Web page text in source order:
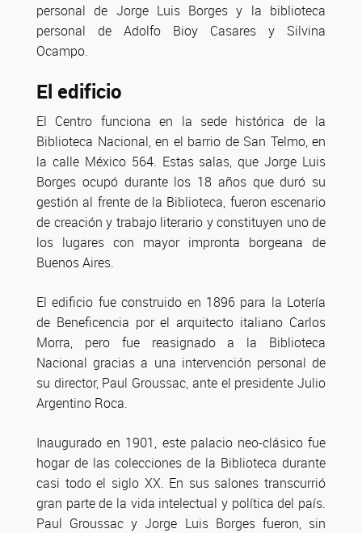
personal de Jorge Luis Borges y la biblioteca
personal de Adolfo Bioy Casares y Silvina
Ocampo.
El edificio
El Centro funciona en la sede histórica de la
Biblioteca Nacional, en el barrio de San Telmo, en
la calle México 564. Estas salas, que Jorge Luis
Borges ocupó durante los 18 años que duró su
gestión al frente de la Biblioteca, fueron escenario
de creación y trabajo literario y constituyen uno de
los lugares con mayor impronta borgeana de
Buenos Aires.
El edificio fue construido en 1896 para la Lotería
de Beneficencia por el arquitecto italiano Carlos
Morra, pero fue reasignado a la Biblioteca
Nacional gracias a una intervención personal de
su director, Paul Groussac, ante el presidente Julio
Argentino Roca.
Inaugurado en 1901, este palacio neo-clásico fue
hogar de las colecciones de la Biblioteca durante
casi todo el siglo XX. En sus salones transcurrió
gran parte de la vida intelectual y política del país.
Paul Groussac y Jorge Luis Borges fueron, sin